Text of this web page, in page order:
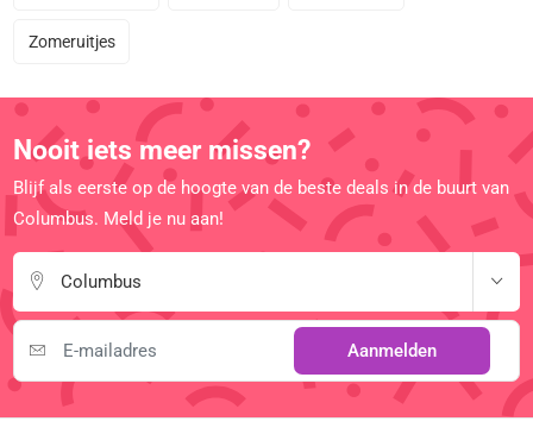
Zomeruitjes
Nooit iets meer missen?
Blijf als eerste op de hoogte van de beste deals in de buurt van
Columbus. Meld je nu aan!
Columbus
Aanmelden